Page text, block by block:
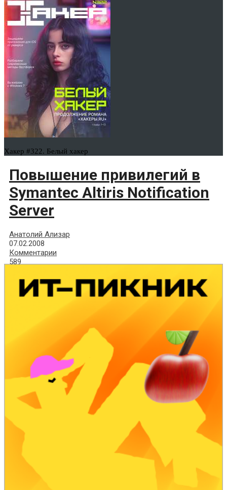
Хакер #322. Белый хакер
Повышение привилегий в
Symantec Altiris Notification
Server
Анатолий Ализар
07.02.2008
Комментарии
589